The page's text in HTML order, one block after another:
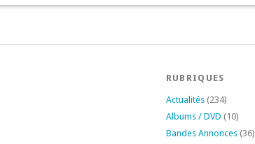
RUBRIQUES
Actualités(234)
Albums / DVD (10)
Bandes Annonces(36)